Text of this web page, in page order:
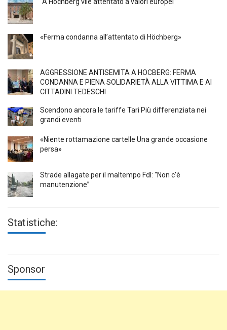
«Ferma condanna all’attentato di Höchberg»
AGGRESSIONE ANTISEMITA A HÖCBERG: FERMA
CONDANNA E PIENA SOLIDARIETÀ ALLA VITTIMA E AI
CITTADINI TEDESCHI
Scendono ancora le tariffe Tari Più differenziata nei
grandi eventi
«Niente rottamazione cartelle Una grande occasione
persa»
Strade allagate per il maltempo FdI: “Non c’è
manutenzione”
Statistiche:
Sponsor